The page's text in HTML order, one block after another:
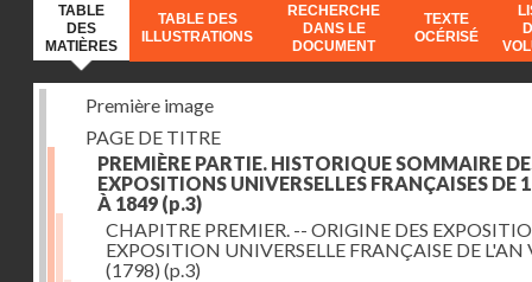
TABLE
DES
MATIÈRES
TABLE DES
ILLUSTRATIONS
RECHERCHE
DANS LE
DOCUMENT
TEXTE
OCÉRISÉ
Première image
PAGE DE TITRE
PREMIÈRE PARTIE. HISTORIQUE SOMMAIRE
EXPOSITIONS UNIVERSELLES FRANÇAISES DE
À 1849 (p.3)
CHAPITRE PREMIER. -- ORIGINE DES
EXPOSITION UNIVERSELLE FRANÇAISE DE L'AN
(1798) (p.3)